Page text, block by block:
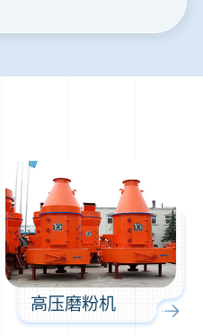
机3000吨一套多少钱？
少钱一台？提供型号和参数。
线，规模300吨/小时，提供设备选型和报价。
建筑垃圾粉碎机？推荐用什么型号？
高压磨粉机